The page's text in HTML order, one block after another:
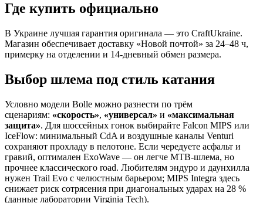
Где купить официально
В Украине лучшая гарантия оригинала — это CraftUkraine.
Магазин обеспечивает доставку «Новой почтой» за 24–48 ч,
примерку на отделении и 14-дневный обмен размера.
Выбор шлема под стиль катания
Условно модели Bolle можно разнести по трём
сценариям: «скорость», «универсал» и «максимальная
защита». Для шоссейных гонок выбирайте Falcon MIPS или
IceFlow: минимальный CdA и воздушные каналы Venturi
сохраняют прохладу в пелотоне. Если чередуете асфальт и
гравий, оптимален ExoWave — он легче MTB-шлема, но
прочнее классического road. Любителям эндуро и даунхилла
нужен Trail Evo с челюстным барьером; MIPS Integra здесь
снижает риск сотрясения при диагональных ударах на 28 %
(данные лаборатории Virginia Tech).